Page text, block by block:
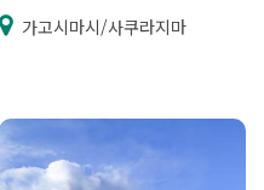
가고시마시/사쿠라지마